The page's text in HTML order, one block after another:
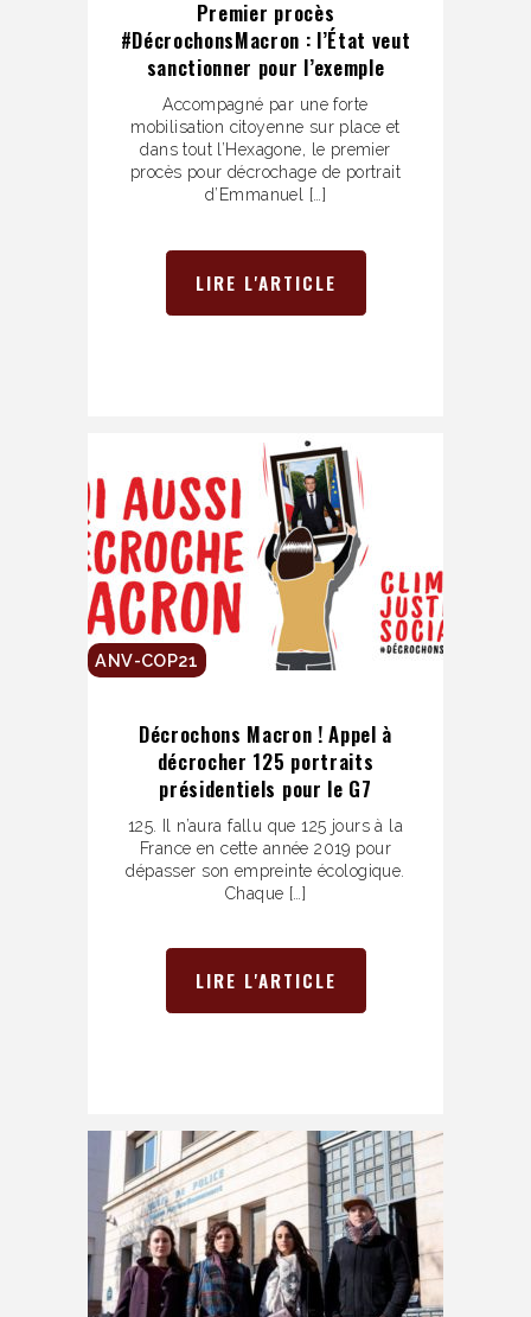
Premier procès
#DécrochonsMacron : l’État veut
sanctionner pour l’exemple
Accompagné par une forte
mobilisation citoyenne sur place et
dans tout l’Hexagone, le premier
procès pour décrochage de portrait
d’Emmanuel […]
LIRE L'ARTICLE
ANV-COP21
Décrochons Macron ! Appel à
décrocher 125 portraits
présidentiels pour le G7
125. Il n’aura fallu que 125 jours à la
France en cette année 2019 pour
dépasser son empreinte écologique.
Chaque […]
LIRE L'ARTICLE